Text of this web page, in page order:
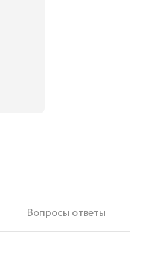
Вопросы ответы